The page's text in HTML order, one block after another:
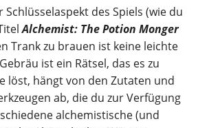
Schlüsselaspekt des Spiels (wie du
Alchemist: The Potion Monger
Trank zu brauen ist keine leichte
ist ein Rätsel, das es zu
löst, hängt von den Zutaten und
ab, die du zur Verfügung
alchemistische (und